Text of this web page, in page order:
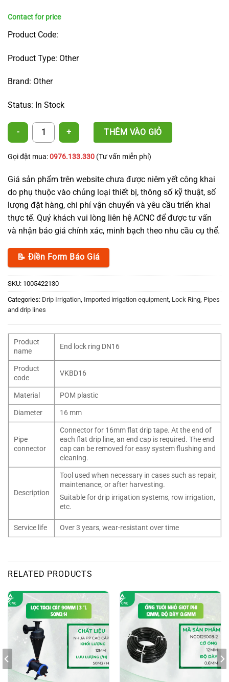
Product Code:
Product Type: Other
Brand: Other
Status: In Stock
Lock Ring Tape Plug 16, Dn17 quantityTHÊM VÀO GIỎ
Gọi đặt mua:0976.133.330 (Tư vấn miễn phí)
Giá sản phẩm trên website chưa được niêm yết công khai
do phụ thuộc vào chủng loại thiết bị, thông số kỹ thuật, số
lượng đặt hàng, chi phí vận chuyển và yêu cầu triển khai
thực tế. Quý khách vui lòng liên hệ ACNC để được tư vấn
và nhận báo giá chính xác, minh bạch theo nhu cầu cụ thể.
📝 Điền Form Báo Giá
SKU: 1005422130
Categories: Drip Irrigation Imported irrigation equipment Lock Ring Pipes
and drip lines
Product
name
End lock ring DN16
Product
code
VKBD16
Material
POM plastic
Diameter
16 mm
Pipe
connector
Connector for 16mm flat drip tape. At the end of
each flat drip line, an end cap is required. The end
cap can be removed for easy system flushing and
cleaning.
Description
Tool used when necessary in cases such as repair,
maintenance, or after harvesting.
Suitable for drip irrigation systems, row irrigation,
etc.
Service life Over 3 years, wear-resistant over time
RELATED PRODUCTS